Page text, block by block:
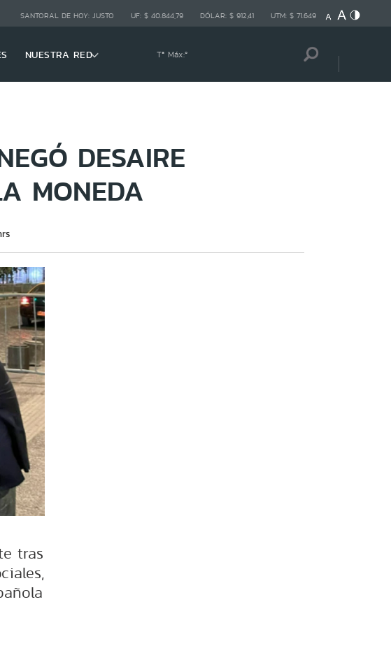
SANTORAL DE HOY: JUSTO UF: $ 40.844,79 DÓLAR: $ 912,41 UTM: $ 71.649
NUESTRA RED Tª Máx:º
DESAIRE
MONEDA
tras